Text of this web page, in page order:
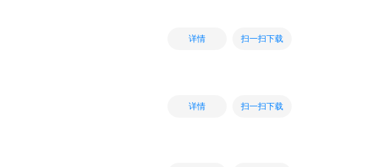
详情 扫一扫下载
详情 扫一扫下载